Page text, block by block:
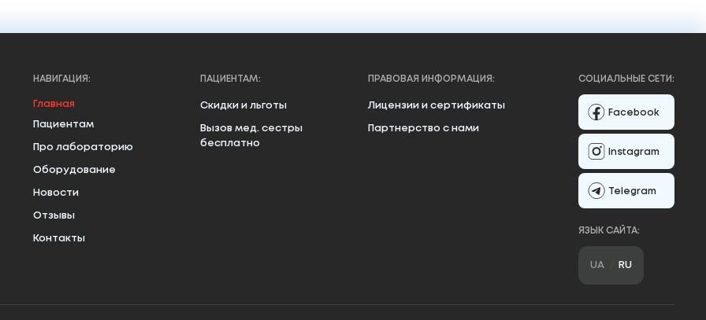
НАВИГАЦИЯ:
Главная
Пациентам
Про лабораторию
Оборудование
Новости
Отзывы
Контакты
ПАЦИЕНТАМ:
Скидки и льготы
Вызов мед. сестры
бесплатно
ПРАВОВАЯ ИНФОРМАЦИЯ:
Лицензии и сертификаты
Партнерство с нами
СОЦИАЛЬНЫЕ СЕТИ:
Facebook
Instagram
Telegram
ЯЗЫК САЙТА:
UA RU